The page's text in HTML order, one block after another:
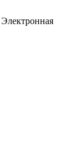
Электронная